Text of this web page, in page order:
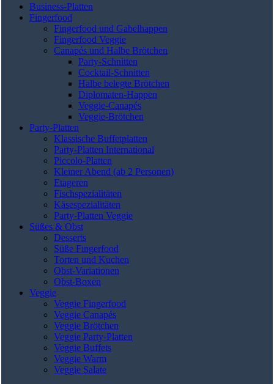
Business-Platten
Fingerfood
Fingerfood und Gabelhappen
Fingerfood Veggie
Canapés und Halbe Brötchen
Party-Schnitten
Cocktail-Schnitten
Halbe belegte Brötchen
Diplomaten-Happen
Veggie-Canapés
Veggie-Brötchen
Party-Platten
Klassische Buffetplatten
Party-Platten International
Piccolo-Platten
Kleiner Abend (ab 2 Personen)
Etageren
Fischspezialitäten
Käsespezialitäten
Party-Platten Veggie
Süßes & Obst
Desserts
Süße Fingerfood
Torten und Kuchen
Obst-Variationen
Obst-Boxen
Veggie
Veggie Fingerfood
Veggie Canapés
Veggie Brötchen
Veggie Party-Platten
Veggie Buffets
Veggie Warm
Veggie Salate